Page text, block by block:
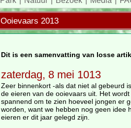
Ooievaars 2013
Dit is een samenvatting van losse
zaterdag, 8 mei 1013
Zeer binnenkort -als dat niet al gebeurd
de eieren van de ooievaars uit. Het wordt
spannend om te zien hoeveel jongen er
worden, want we hebben nog geen idee
eieren er dit jaar gelegd zijn.